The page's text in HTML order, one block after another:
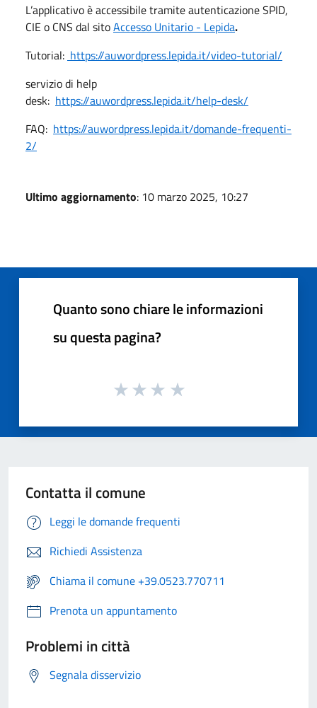
L’applicativo è accessibile tramite autenticazione SPID,
CIE o CNS dal sitoAccesso Unitario - Lepida.
Tutorial: https://auwordpress.lepida.it/video-tutorial/
servizio di help
desk: https://auwordpress.lepida.it/help-desk/
FAQ: https://auwordpress.lepida.it/domande-frequenti-
2/
Ultimo aggiornamento: 10 marzo 2025, 10:27
Quanto sono chiare le informazioni
su questa pagina?
Contatta il comune
Leggi le domande frequenti
Richiedi Assistenza
Chiama il comune +39.0523.770711
Prenota un appuntamento
Problemi in città
Segnala disservizio